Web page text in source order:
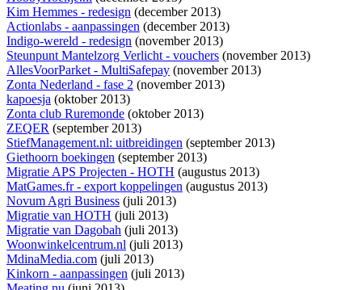
Kim Hemmes - redesign (december 2013)
Actionlabs - aanpassingen (december 2013)
Indigo-wereld - redesign (november 2013)
Steunpunt Mantelzorg Verlicht - vouchers (november 2013)
AllesVoorParket - MultiSafepay (november 2013)
Zonta Nederland - fase 2 (november 2013)
kapoesja (oktober 2013)
Zonta club Ruremonde (oktober 2013)
ZEQER (september 2013)
StiefManagement.nl: uitbreidingen (september 2013)
Giethoorn boekingen (september 2013)
Migratie APS Projecten - HOTH (augustus 2013)
MatGames.fr - export koppelingen (augustus 2013)
Novum Agri Business (juli 2013)
Migratie van HOTH (juli 2013)
Migratie van Dagobah (juli 2013)
Woonwinkelcentrum.nl (juli 2013)
MdinaMedia.com (juli 2013)
Kinkorn - aanpassingen (juli 2013)